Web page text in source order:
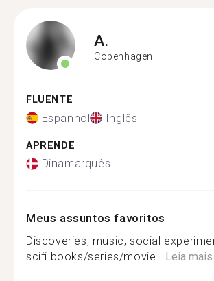
A.
Copenhagen
FLUENTE
Espanhol Inglês
APRENDE
Dinamarquês
Meus assuntos favoritos
Discoveries, music, social
scifi books/series/movie...Leia mais